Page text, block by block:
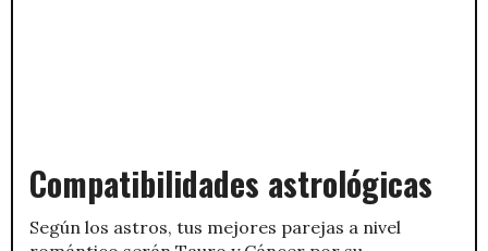
Compatibilidades astrológicas
Según los astros, tus mejores parejas a nivel